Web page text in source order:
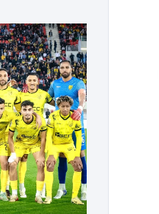
مرتقبة أمام
وسيكون نادي
مع مواجهة
تجمع بين إيل
ونادي أوديب